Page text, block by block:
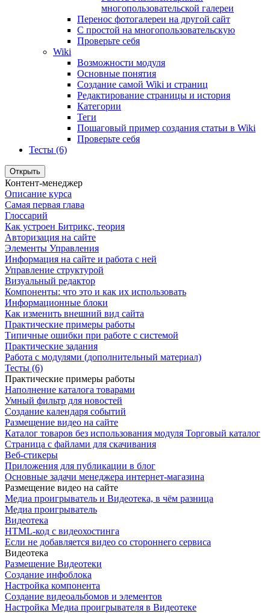
многопользовательской галереи
Перенос фотогалереи на другой сайт
С простой на многопользовательскую
Проверьте себя
Wiki
Возможности модуля
Основные понятия
Создание самой Wiki и страниц
Редактирование страницы и история
Категории
Теги
Пошаговый пример создания статьи в Wiki
Проверьте себя
Тесты (6)
Открыть
Контент-менеджер
Описание курса
Самая первая глава
Глоссарий
Как устроен Битрикс, теория
Авторизация на сайте
Элементы Управления
Информация на сайте и работа с ней
Управление структурой
Визуальный редактор
Компоненты: что это и как их использовать
Информационные блоки
Как изменить внешний вид сайта
Практические примеры работы
Типичные ошибки при работе с системой
Практические задания
Работа с модулями (дополнительный материал)
Тесты (6)
Практические примеры работы
Наполнение каталога товарами
Умный фильтр для новостей
Создание календаря событий
Размещение видео на сайте
Каталог товаров без использования модуля Торговый каталог
Страница с файлами для скачивания
Веб-стикеры
Приложения для публикации в блог
Основные задачи менеджера интернет-магазина
Размещение видео на сайте
Медиа проигрыватель и Видеотека, в чём разница
Медиа проигрыватель
Видеотека
HTML-код с видеохостинга
Если не добавляется видео со стороннего сервиса
Видеотека
Размещение Видеотеки
Создание инфоблока
Настройка компонента
Создание видеоальбомов и элементов
Настройка Медиа проигрывателя в Видеотеке